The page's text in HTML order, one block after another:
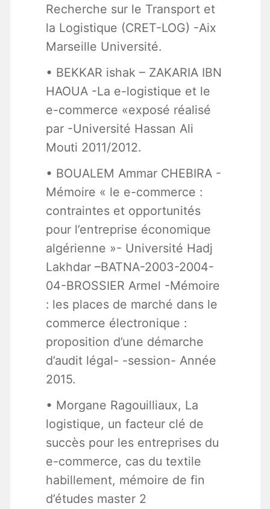
Recherche sur le Transport et
la Logistique (CRET-LOG) -Aix
Marseille Université.
• BEKKAR ishak – ZAKARIA IBN
HAOUA -La e-logistique et le
e-commerce «exposé réalisé
par -Université Hassan Ali
Mouti 2011/2012.
• BOUALEM Ammar CHEBIRA -
Mémoire « le e-commerce :
contraintes et opportunités
pour l’entreprise économique
algérienne »- Université Hadj
Lakhdar –BATNA-2003-2004-
04-BROSSIER Armel -Mémoire
: les places de marché dans le
commerce électronique :
proposition d’une démarche
d’audit légal- -session- Année
2015.
• Morgane Ragouilliaux, La
logistique, un facteur clé de
succès pour les entreprises du
e-commerce, cas du textile
habillement, mémoire de fin
d’études master 2